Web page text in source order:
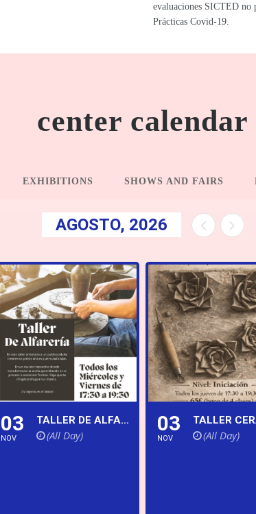
evaluaciones SICTED no
Prácticas Covid-19.
center calendar
EXHIBITIONS SHOWS AND FAIRS
AGOSTO, 2026
03
NOV
TALLER DE ALFARERÍA EN TORNO
(All Day) 03
NOV (All Day)